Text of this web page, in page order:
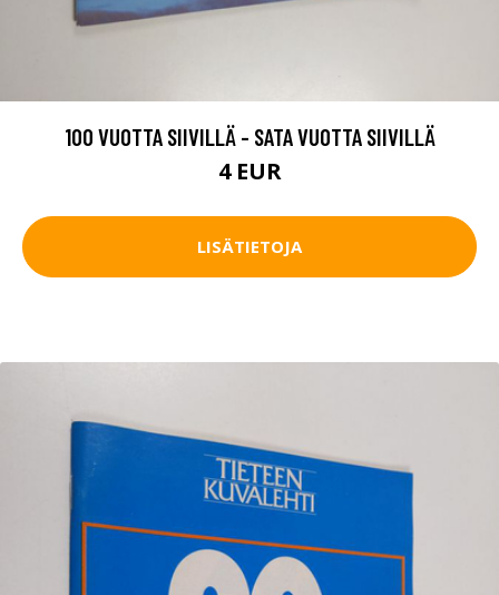
100 VUOTTA SIIVILLÄ - SATA VUOTTA SIIVILLÄ
4 EUR
LISÄTIETOJA